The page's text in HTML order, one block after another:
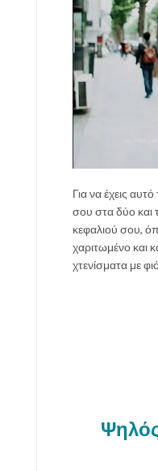
Για να έχεις αυτό
σου στα δύο και
κεφαλιού σου,
χαριτωμένο και
χτενίσματα με